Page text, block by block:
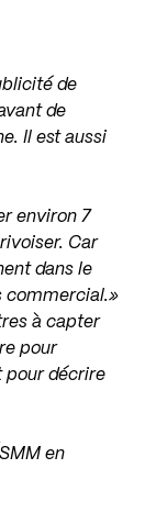
de
de
Il est aussi
environ 7
Car
dans le
commercial.»
à capter
pour
pour décrire
en